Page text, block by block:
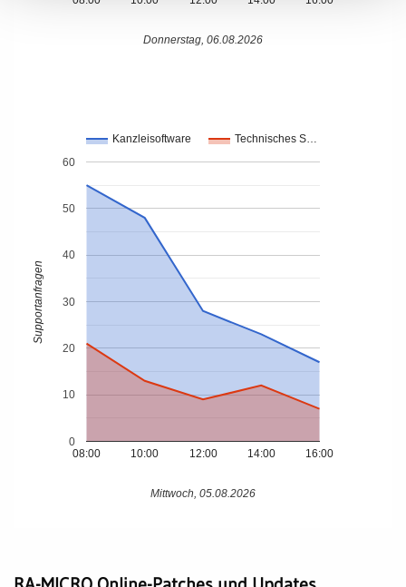
Donnerstag, 06.08.2026
Kanzleisoftware Technisches S…
08:00 10:00 12:00 14:00 16:00
0
10
20
30
40
50
60
Mittwoch, 05.08.2026
Supportanfragen